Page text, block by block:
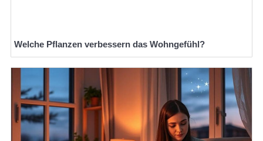
Welche Pflanzen verbessern das Wohngefühl?